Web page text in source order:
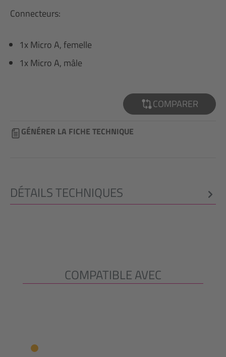
Connecteurs:
1x Micro A, femelle
1x Micro A, mâle
COMPARER
GÉNÉRER LA FICHE TECHNIQUE
DÉTAILS TECHNIQUES
Ignorer la galerie de produits
COMPATIBLE AVEC